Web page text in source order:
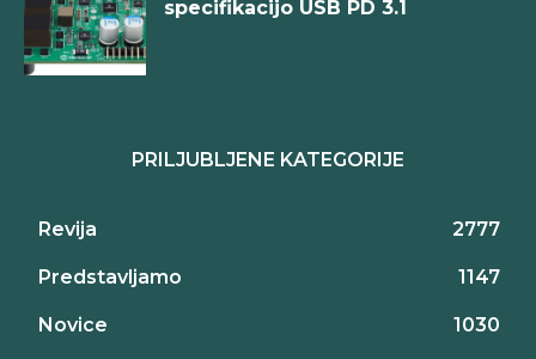
specifikacijo USB PD 3.1
PRILJUBLJENE KATEGORIJE
Revija 2777
Predstavljamo 1147
Novice 1030